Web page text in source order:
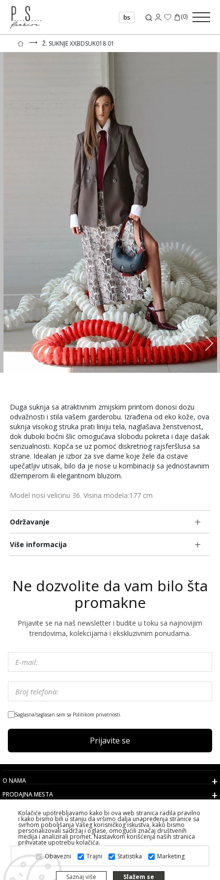
bs (0)
⟶ Ž. SUKNJE XXBDSUK018 01
Duga suknja sa atraktivnim zmijskim printom donosi dozu
odvažnosti i stila vašem garderobu. Izrađena od eko kože, ova
suknja visokog struka prati liniju tela, naglašava ženstvenost,
dok duboki bočni šlic omogućava slobodu pokreta i daje dašak
senzualnosti. Kopča se uz pomoć diskretnog rajsferšlusa sa
strane. Idealan je izbor za sve dame koje žele da ostave
upečatljiv utisak, bilo da je nose u kombinaciji sa jednostavnim
džemperom ili elegantnom bluzom.
Model nosi velicinu 36. Visina modela:177 cm
Održavanje
Više informacija
Ne dozvolite da vam bilo šta
promakne
Prijavite se na naš newsletter i budite u toku sa najnovijim
trendovima, kolekcijama i ekskluzivnim ponudama.
Saglasna/saglasan sam sa Politikom privatnosti.
Prijavite se
O NAMA
PRODAJNA MESTA
KORISNIČKI SERVIS
IZABERITE DRŽAVU
2026 PS FASHION DESIGN DOO
SVA PRAVA ZADRŽANA ALL RIGHTS RESERVED
Kolačiće upotrebljavamo kako bi ova web stranica radila pravilno
i kako bismo bili u stanju da vršimo dalja unapređenja stranice sa
svrhom poboljšanja Vašeg korisničkog iskustva, kako bismo
personalizovali sadržaj i oglase, omogućili značaj društvenih
medija i analizirali promet. Nastavkom korišćenja naših stranica
prihvatate upotrebu kolačića.
Obavezni
Trajni Statistika Marketing
Saznaj više Slažem se